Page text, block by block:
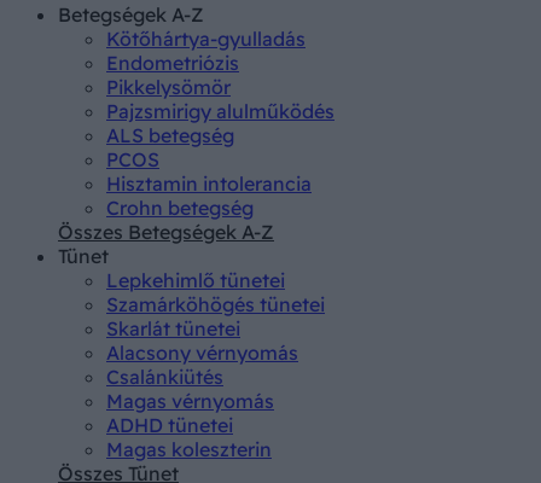
Betegségek A-Z
Kötőhártya-gyulladás
Endometriózis
Pikkelysömör
Pajzsmirigy alulműködés
ALS betegség
PCOS
Hisztamin intolerancia
Crohn betegség
Összes Betegségek A-Z
Tünet
Lepkehimlő tünetei
Szamárköhögés tünetei
Skarlát tünetei
Alacsony vérnyomás
Csalánkiütés
Magas vérnyomás
ADHD tünetei
Magas koleszterin
Összes Tünet